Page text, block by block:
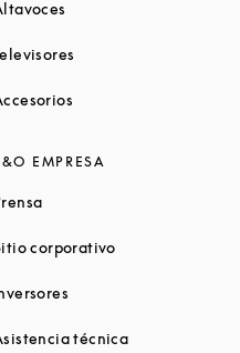
New Tab
in New Tab
EMPRESA
Link Opens in New Tab
corporativoLink Opens in
técnicaLink Opens in